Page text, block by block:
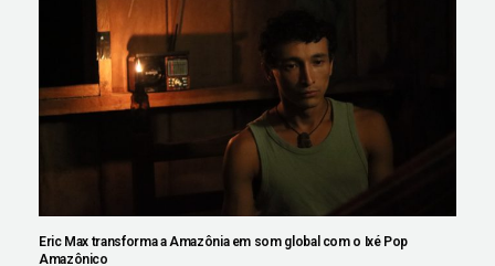
Eric Max transforma a Amazônia em som global com o Ixé Pop
Amazônico